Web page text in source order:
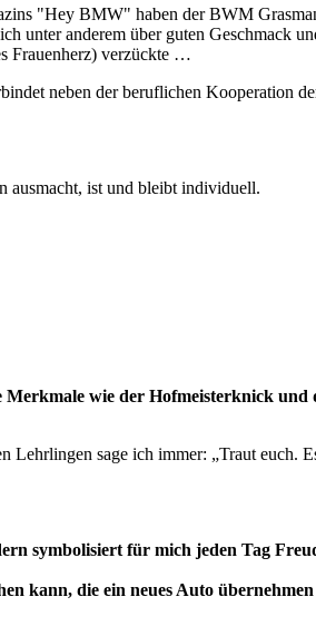
"Hey BMW" haben der BWM
unter anderem über guten Geschmack
Frauenherz) verzückte …
neben der beruflichen Kooperation
ausmacht, ist und bleibt individuell.
wie der Hofmeisterknick
sage ich immer: „Traut euch.
symbolisiert für mich jeden Tag
kann, die ein neues Auto